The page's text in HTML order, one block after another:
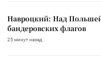
Навроцкий: Над
бандеровских флагов
25 минут назад